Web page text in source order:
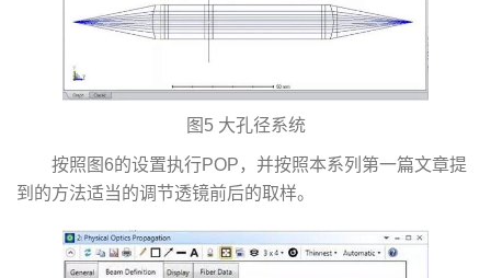
图5 大孔径系统
按照图6的设置执行POP，并按照本系列第一篇文章提
到的方法适当的调节透镜前后的取样。